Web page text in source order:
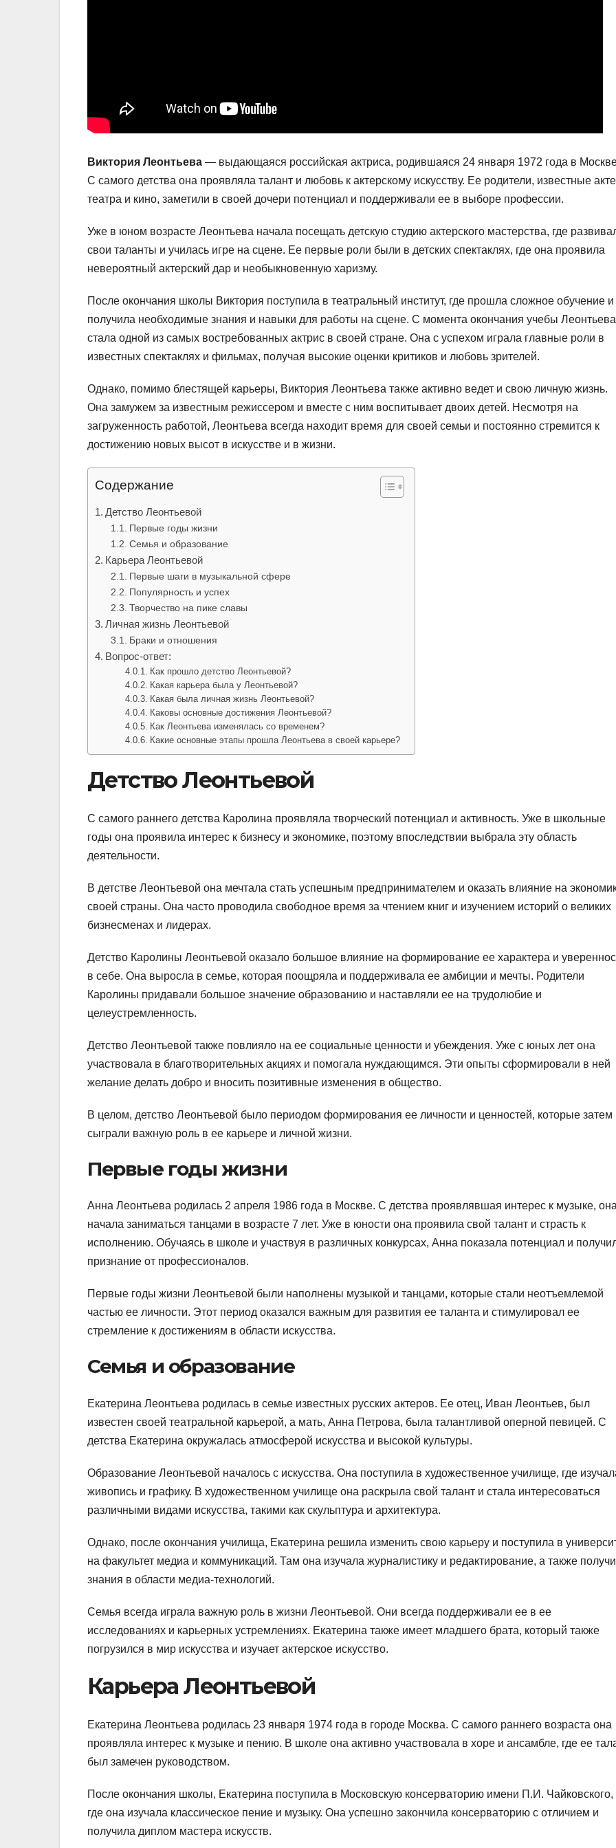
Виктория Леонтьева — выдающаяся российская актриса, родившаяся 24 января 1972 года в
С самого детства она проявляла талант и любовь к актерскому искусству. Ее родители, известные
театра и кино, заметили в своей дочери потенциал и поддерживали ее в выборе профессии.
Уже в юном возрасте Леонтьева начала посещать детскую студию актерского мастерства, где
свои таланты и училась игре на сцене. Ее первые роли были в детских спектаклях, где она проявила
невероятный актерский дар и необыкновенную харизму.
После окончания школы Виктория поступила в театральный институт, где прошла сложное обучение и
получила необходимые знания и навыки для работы на сцене. С момента окончания учебы Леонтьева
стала одной из самых востребованных актрис в своей стране. Она с успехом играла главные роли в
известных спектаклях и фильмах, получая высокие оценки критиков и любовь зрителей.
Однако, помимо блестящей карьеры, Виктория Леонтьева также активно ведет и свою личную жизнь.
Она замужем за известным режиссером и вместе с ним воспитывает двоих детей. Несмотря на
загруженность работой, Леонтьева всегда находит время для своей семьи и постоянно стремится к
достижению новых высот в искусстве и в жизни.
Содержание
Детство Леонтьевой
Первые годы жизни
Семья и образование
Карьера Леонтьевой
Первые шаги в музыкальной сфере
Популярность и успех
Творчество на пике славы
Личная жизнь Леонтьевой
Браки и отношения
Вопрос-ответ:
Как прошло детство Леонтьевой?
Какая карьера была у Леонтьевой?
Какая была личная жизнь Леонтьевой?
Каковы основные достижения Леонтьевой?
Как Леонтьева изменялась со временем?
Какие основные этапы прошла Леонтьева в своей карьере?
Детство Леонтьевой
С самого раннего детства Каролина проявляла творческий потенциал и активность. Уже в школьные
годы она проявила интерес к бизнесу и экономике, поэтому впоследствии выбрала эту область
деятельности.
В детстве Леонтьевой она мечтала стать успешным предпринимателем и оказать влияние на
своей страны. Она часто проводила свободное время за чтением книг и изучением историй о великих
бизнесменах и лидерах.
Детство Каролины Леонтьевой оказало большое влияние на формирование ее характера и
в себе. Она выросла в семье, которая поощряла и поддерживала ее амбиции и мечты. Родители
Каролины придавали большое значение образованию и наставляли ее на трудолюбие и
целеустремленность.
Детство Леонтьевой также повлияло на ее социальные ценности и убеждения. Уже с юных лет она
участвовала в благотворительных акциях и помогала нуждающимся. Эти опыты сформировали в ней
желание делать добро и вносить позитивные изменения в общество.
В целом, детство Леонтьевой было периодом формирования ее личности и ценностей, которые затем
сыграли важную роль в ее карьере и личной жизни.
Первые годы жизни
Анна Леонтьева родилась 2 апреля 1986 года в Москве. С детства проявлявшая интерес к музыке,
начала заниматься танцами в возрасте 7 лет. Уже в юности она проявила свой талант и страсть к
исполнению. Обучаясь в школе и участвуя в различных конкурсах, Анна показала потенциал и
признание от профессионалов.
Первые годы жизни Леонтьевой были наполнены музыкой и танцами, которые стали неотъемлемой
частью ее личности. Этот период оказался важным для развития ее таланта и стимулировал ее
стремление к достижениям в области искусства.
Семья и образование
Екатерина Леонтьева родилась в семье известных русских актеров. Ее отец, Иван Леонтьев, был
известен своей театральной карьерой, а мать, Анна Петрова, была талантливой оперной певицей. С
детства Екатерина окружалась атмосферой искусства и высокой культуры.
Образование Леонтьевой началось с искусства. Она поступила в художественное училище, где
живопись и графику. В художественном училище она раскрыла свой талант и стала интересоваться
различными видами искусства, такими как скульптура и архитектура.
Однако, после окончания училища, Екатерина решила изменить свою карьеру и поступила в
на факультет медиа и коммуникаций. Там она изучала журналистику и редактирование, а также
знания в области медиа-технологий.
Семья всегда играла важную роль в жизни Леонтьевой. Они всегда поддерживали ее в ее
исследованиях и карьерных устремлениях. Екатерина также имеет младшего брата, который также
погрузился в мир искусства и изучает актерское искусство.
Карьера Леонтьевой
Екатерина Леонтьева родилась 23 января 1974 года в городе Москва. С самого раннего возраста она
проявляла интерес к музыке и пению. В школе она активно участвовала в хоре и ансамбле, где ее
был замечен руководством.
После окончания школы, Екатерина поступила в Московскую консерваторию имени П.И. Чайковского,
где она изучала классическое пение и музыку. Она успешно закончила консерваторию с отличием и
получила диплом мастера искусств.